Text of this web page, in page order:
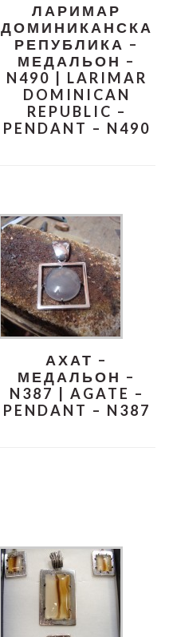
ЛАРИМАР
ДОМИНИКАНСКА
РЕПУБЛИКА –
МЕДАЛЬОН –
N490 | LARIMAR
DOMINICAN
REPUBLIC –
PENDANT – N490
АХАТ –
МЕДАЛЬОН –
N387 | AGATE –
PENDANT – N387